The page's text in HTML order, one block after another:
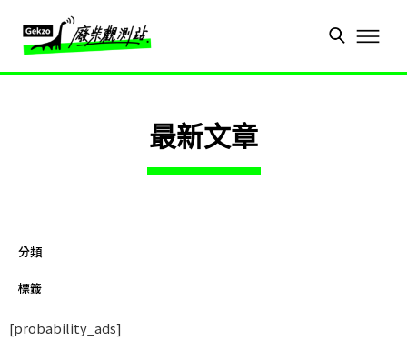
最新文章
分類
標籤
[probability_ads]